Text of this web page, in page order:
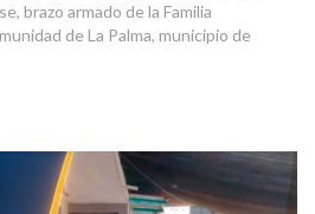
brazo armado de la Familia
de La Palma, municipio de